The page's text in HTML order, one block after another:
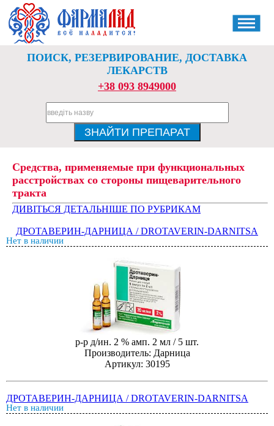
ПОИСК, РЕЗЕРВИРОВАНИЕ, ДОСТАВКА
ЛЕКАРСТВ
+38 093 8949000
Средства, применяемые при функциональных
расстройствах со стороны пищеварительного
тракта
ДИВІТЬСЯ ДЕТАЛЬНІШЕ ПО РУБРИКАМ
ДРОТАВЕРИН-ДАРНИЦА / DROTAVERIN-DARNITSA
Нет в наличии
р-р д/ин. 2 % амп. 2 мл / 5 шт.
Производитель: Дарница
Артикул: 30195
ДРОТАВЕРИН-ДАРНИЦА / DROTAVERIN-DARNITSA
Нет в наличии